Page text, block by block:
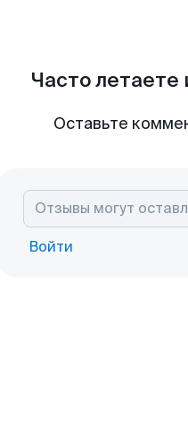
Часто летаете
Оставьте
Войти